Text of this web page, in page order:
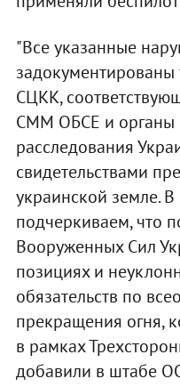
"Все указанные
СЦКК,
СММ ОБСЕ и органы
расследования
свидетельствами
украинской земле.
подчеркиваем, что
Вооруженных Сил
позициях и
обязательств по
прекращения огня,
в рамках
добавили в штабе